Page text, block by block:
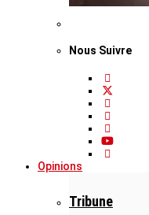
Nous Suivre
Opinions
Tribune